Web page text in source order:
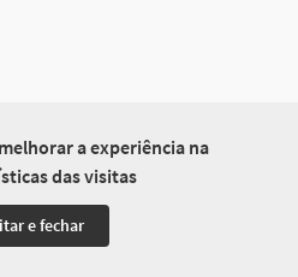
a experiência na
das visitas
e fechar